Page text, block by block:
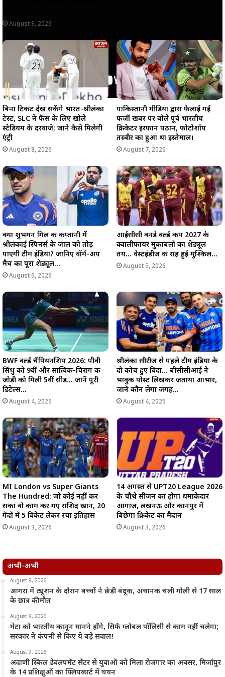
August 9, 2026
बिना टिकट देख सकेंगे भारत-श्रीलंका
टेस्ट, SLC ने फैंस के लिए खोले
स्टेडियम के दरवाजे; जाने कैसे मिलेगी
एंट्री
August 8, 2026
पाकिस्तानी मीडिया द्वारा फैलाई गई
फर्जी खबर पर बोले पूर्व भारतीय
क्रिकेटर इरफान पठान, फोटोशॉप
तस्वीर का हुआ था इस्तेमाल।
August 7, 2026
क्या शुभमन गिल की कप्तानी में
श्रीलंकाई स्पिनर्स के जाल को तोड़
पाएगी टीम इंडिया? जानिए वॉर्म-अप
मैच का पूरा शेड्यूल…
August 6, 2026
आईसीसी वनडे वर्ल्ड कप 2027 के
क्वालीफायर मुकाबलों का शेड्यूल
तय… वेस्टइंडीज की राह हुई मुश्किल…
August 5, 2026
BWF वर्ल्ड चैंपियनशिप 2026: पीवी
सिंधु को 9वीं और सात्विक-चिराग की
जोड़ी को मिली 5वीं सीड… जानें पूरी
डिटेल्स…
August 4, 2026
श्रीलंका सीरीज से पहले टीम इंडिया के
दो कोच हुए विदा… बीसीसीआई ने
भावुक पोस्ट लिखकर जताया आभार,
जानें कौन लेगा जगह…
August 4, 2026
MI London vs Super Giants
The Hundred: जो कोई नहीं कर
सका वो काम कर गए राशिद खान, 20
गेंदों में 5 विकेट लेकर रचा इतिहास
August 3, 2026
14 अगस्त से UPT20 League 2026
के चौथे सीजन का होगा धमाकेदार
आगाज, लखनऊ और कानपुर में
बिछेगा क्रिकेट का मैदान
August 3, 2026
अभी-अभी
August 9, 2026
आगरा में ट्यूशन के दौरान बच्चों ने छेड़ी बंदूक, अचानक चली गोली से 17 साल
के छात्र की मौत
August 9, 2026
मेटा को भारतीय कानून मानने होंगे, सिर्फ ग्लोबल पॉलिसी से काम नहीं चलेगा;
सरकार ने कंपनी से किए ये बड़े सवाल!
August 9, 2026
अदाणी स्किल डेवलपमेंट सेंटर से युवाओं को मिला रोजगार का अवसर, मिर्जापुर
के 14 प्रशिक्षुओं का फ्लिपकार्ट में चयन